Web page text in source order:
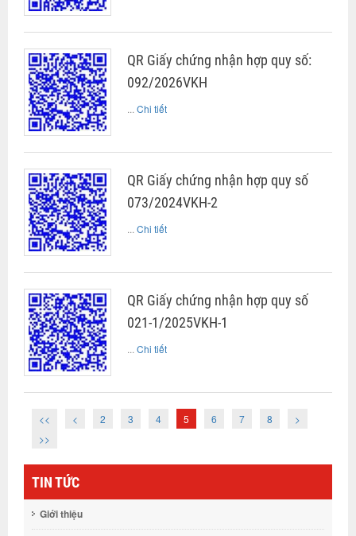
QR Giấy chứng nhận hợp quy số:
092/2026VKH
... Chi tiết
QR Giấy chứng nhận hợp quy số
073/2024VKH-2
... Chi tiết
QR Giấy chứng nhận hợp quy số
021-1/2025VKH-1
... Chi tiết
<< < 2 3 4 5 6 7 8
>
>>
TIN TỨC
Giới thiệu